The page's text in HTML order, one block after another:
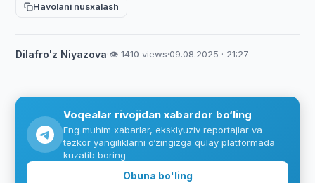
Havolani nusxalash
Dilafro'z Niyazova·👁 1410 views·09.08.2025 · 21:27
Voqealar rivojidan xabardor bo‘ling
Eng muhim xabarlar, eksklyuziv reportajlar va
tezkor yangiliklarni o‘zingizga qulay platformada
kuzatib boring.
Obuna bo'ling